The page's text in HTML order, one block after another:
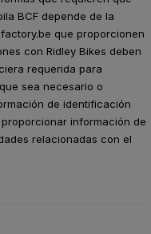
BCF depende de la
que proporcionen
con Ridley Bikes deben
requerida para
sea necesario o
de identificación
información de
relacionadas con el